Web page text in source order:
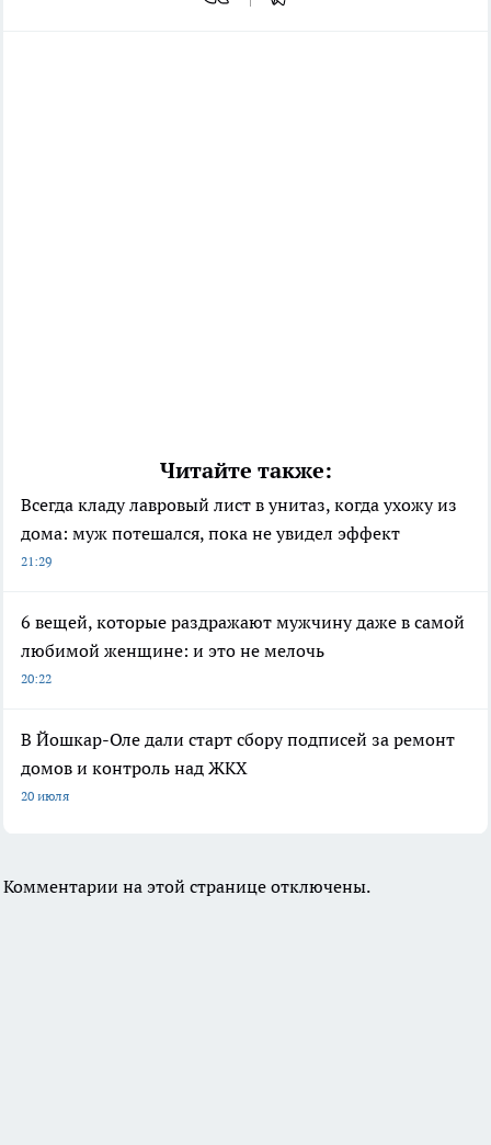
Читайте также:
Всегда кладу лавровый лист в унитаз, когда ухожу из
дома: муж потешался, пока не увидел эффект
21:29
6 вещей, которые раздражают мужчину даже в самой
любимой женщине: и это не мелочь
20:22
В Йошкар-Оле дали старт сбору подписей за ремонт
домов и контроль над ЖКХ
20 июля
Комментарии на этой странице отключены.